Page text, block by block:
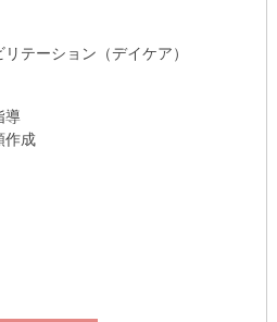
テーション（デイケア）
導
作成